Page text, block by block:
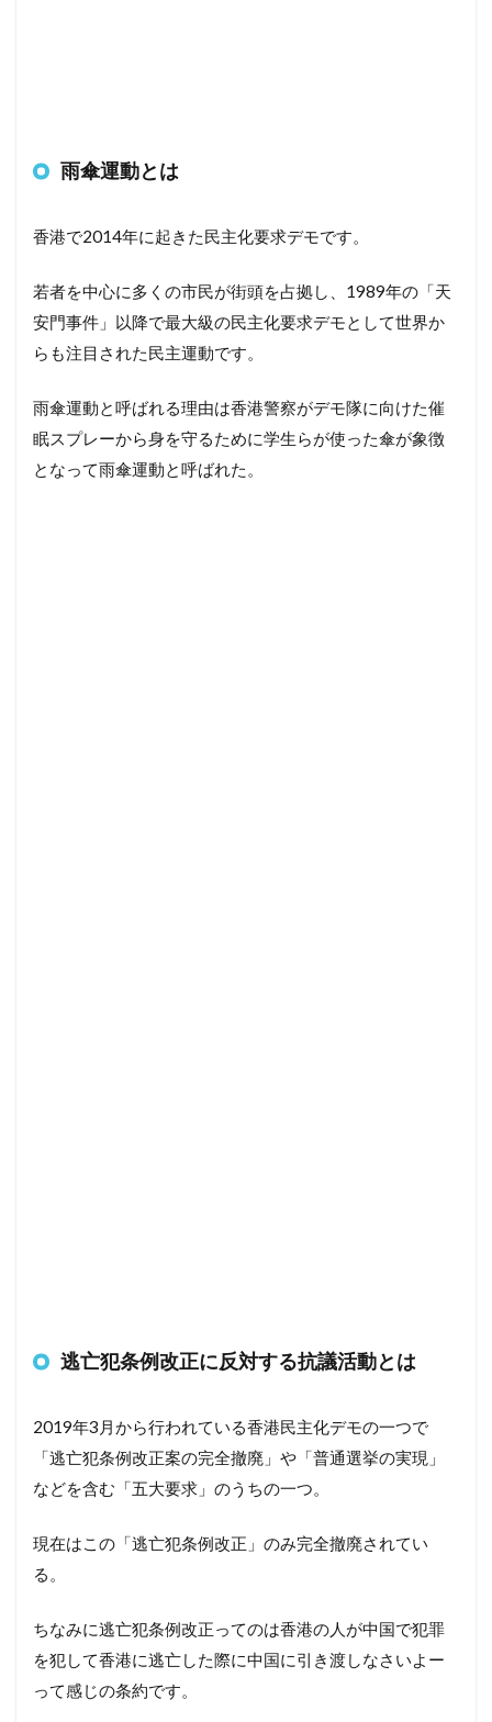
雨傘運動とは
香港で2014年に起きた民主化要求デモです。
若者を中心に多くの市民が街頭を占拠し、1989年の「天
安門事件」以降で最大級の民主化要求デモとして世界か
らも注目された民主運動です。
雨傘運動と呼ばれる理由は香港警察がデモ隊に向けた催
眠スプレーから身を守るために学生らが使った傘が象徴
となって雨傘運動と呼ばれた。
逃亡犯条例改正に反対する抗議活動とは
2019年3月から行われている香港民主化デモの一つで
「逃亡犯条例改正案の完全撤廃」や「普通選挙の実現」
などを含む「五大要求」のうちの一つ。
現在はこの「逃亡犯条例改正」のみ完全撤廃されてい
る。
ちなみに逃亡犯条例改正ってのは香港の人が中国で犯罪
を犯して香港に逃亡した際に中国に引き渡しなさいよー
って感じの条約です。